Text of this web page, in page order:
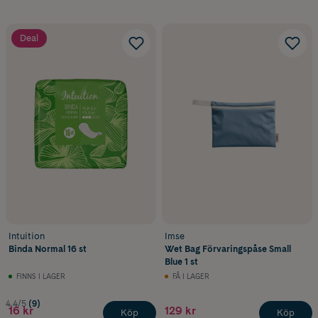
Deal
Intuition
Binda Normal 16 st
FINNS I LAGER
4.4/5 (9)
16 kr Köp
Imse
Wet Bag Förvaringspåse Small
Blue 1 st
FÅ I LAGER
129 kr Köp